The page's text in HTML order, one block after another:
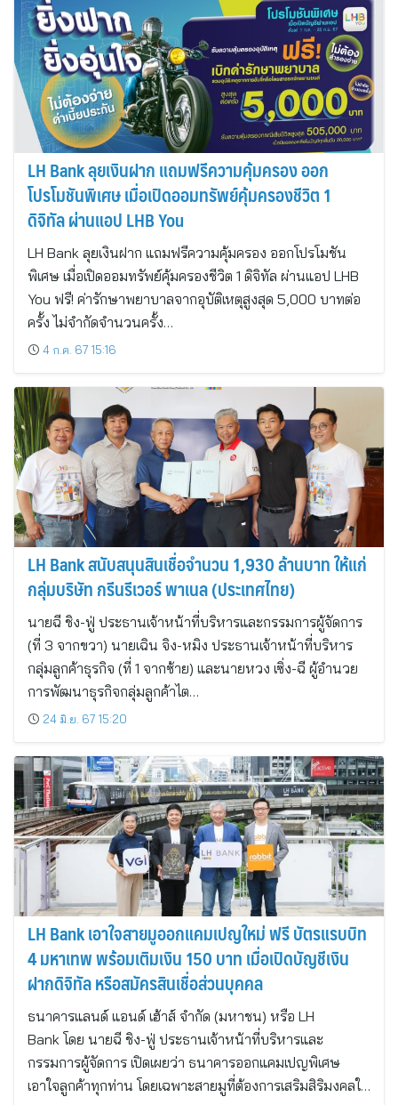
LH Bank ลุยเงินฝาก แถมฟรีความคุ้มครอง ออก
โปรโมชันพิเศษ เมื่อเปิดออมทรัพย์คุ้มครองชีวิต 1
ดิจิทัล ผ่านแอป LHB You
LH Bank ลุยเงินฝาก แถมฟรีความคุ้มครอง ออกโปรโมชัน
พิเศษ เมื่อเปิดออมทรัพย์คุ้มครองชีวิต 1 ดิจิทัล ผ่านแอป LHB
You ฟรี! ค่ารักษาพยาบาลจากอุบัติเหตุสูงสุด 5,000 บาทต่อ
ครั้ง ไม่จำกัดจำนวนครั้ง…
4 ก.ค. 67 15:16
LH Bank สนับสนุนสินเชื่อจำนวน 1,930 ล้านบาท ให้แก่
กลุ่มบริษัท กรีนรีเวอร์ พาเนล (ประเทศไทย)
นายฉี ชิง-ฟู่ ประธานเจ้าหน้าที่บริหารและกรรมการผู้จัดการ
(ที่ 3 จากขวา) นายเฉิน จิง-หมิง ประธานเจ้าหน้าที่บริหาร
กลุ่มลูกค้าธุรกิจ (ที่ 1 จากซ้าย) และนายหวง เซิ่ง-ฉี ผู้อำนวย
การพัฒนาธุรกิจกลุ่มลูกค้าไต…
24 มิ.ย. 67 15:20
LH Bank เอาใจสายมูออกแคมเปญใหม่ ฟรี บัตรแรบบิท
4 มหาเทพ พร้อมเติมเงิน 150 บาท เมื่อเปิดบัญชีเงิน
ฝากดิจิทัล หรือสมัครสินเชื่อส่วนบุคคล
ธนาคารแลนด์ แอนด์ เฮ้าส์ จำกัด (มหาชน) หรือ LH
Bank โดย นายฉี ชิง-ฟู่ ประธานเจ้าหน้าที่บริหารและ
กรรมการผู้จัดการ เปิดเผยว่า ธนาคารออกแคมเปญพิเศษ
เอาใจลูกค้าทุกท่าน โดยเฉพาะสายมูที่ต้องการเสริมสิริมงคลใ…